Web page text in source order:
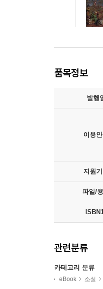
품목정보
발행
이용
지원기
파일/
관련분류
카테고리 분류
eBook 소설